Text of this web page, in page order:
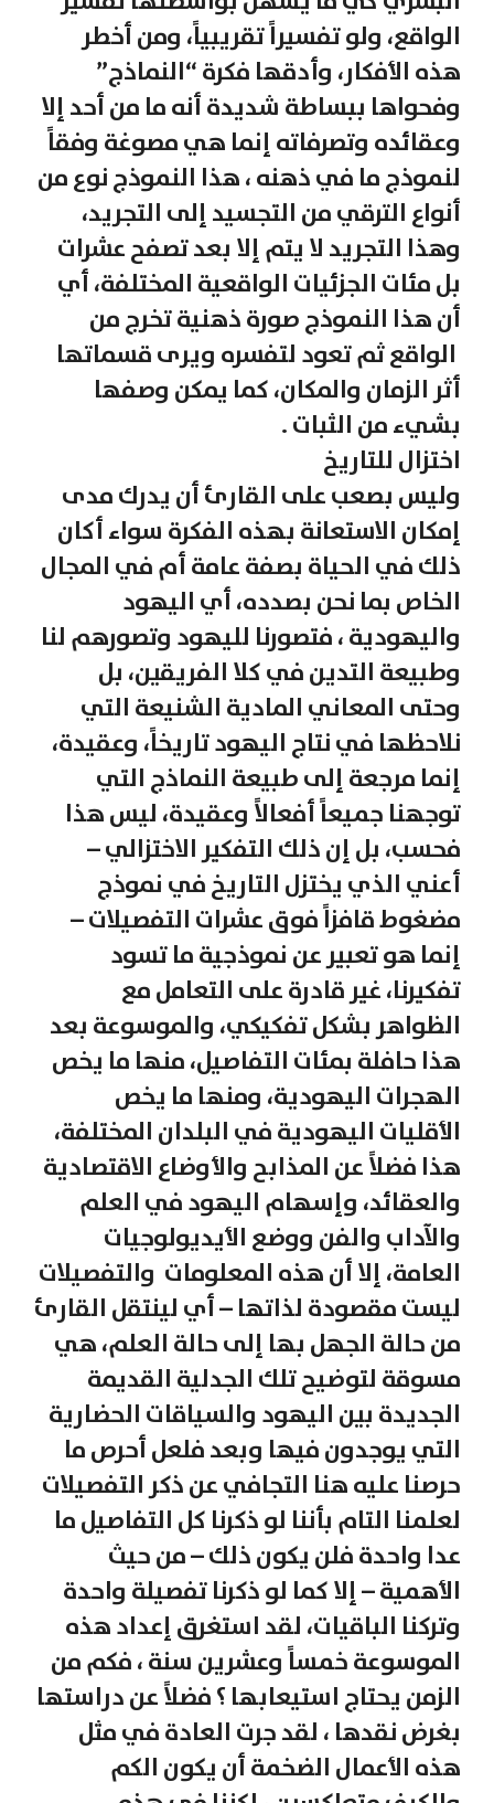
الواقع، ولو تفسيراً تقريبياً، ومن أخطر
هذه الأفكار، وأدقها فكرة “النماذج”
وفحواها ببساطة شديدة أنه ما من أحد إلا
وعقائده وتصرفاته إنما هي مصوغة وفقاً
لنموذج ما في ذهنه ، هذا النموذج نوع من
أنواع الترقي من التجسيد إلى التجريد،
وهذا التجريد لا يتم إلا بعد تصفح عشرات
بل مئات الجزئيات الواقعية المختلفة، أي
أن هذا النموذج صورة ذهنية تخرج من
الواقع ثم تعود لتفسره ویرى قسماتها
أثر الزمان والمكان، كما يمكن وصفها
بشيء من الثبات .
اختزال للتاريخ
وليس بصعب على القارئ أن يدرك مدى
إمكان الاستعانة بهذه الفكرة سواء أكان
ذلك في الحياة بصفة عامة أم في المجال
الخاص بما نحن بصدده، أي اليهود
واليهودية ، فتصورنا لليهود وتصورهم لنا
وطبيعة التدين في كلا الفريقين، بل
وحتى المعاني المادية الشنيعة التي
نلاحظها في نتاج اليهود تاريخاً، وعقيدة،
إنما مرجعة إلى طبيعة النماذج التي
توجهنا جميعاً أفعالاً وعقيدة، ليس هذا
فحسب، بل إن ذلك التفكير الاختزالي –
أعني الذي يختزل التاريخ في نموذج
مضغوط قافزاً فوق عشرات التفصيلات –
إنما هو تعبير عن نموذجية ما تسود
تفكيرنا، غير قادرة على التعامل مع
الظواهر بشكل تفكيكي، والموسوعة بعد
هذا حافلة بمئات التفاصيل، منها ما يخص
الهجرات اليهودية، ومنها ما يخص
الأقليات اليهودية في البلدان المختلفة،
هذا فضلاً عن المذابح والأوضاع الاقتصادية
والعقائد، وإسهام اليهود في العلم
والآداب والفن ووضع الأيديولوجيات
العامة، إلا أن هذه المعلومات والتفصيلات
ليست مقصودة لذاتها – أي لينتقل القارئ
من حالة الجهل بها إلى حالة العلم، هي
مسوقة لتوضيح تلك الجدلية القديمة
الجديدة بين اليهود والسياقات الحضارية
التي يوجدون فيها وبعد فلعل أحرص ما
حرصنا عليه هنا التجافي عن ذكر التفصيلات
لعلمنا التام بأننا لو ذكرنا كل التفاصيل ما
عدا واحدة فلن يكون ذلك – من حيث
الأهمية – إلا كما لو ذكرنا تفصيلة واحدة
وتركنا الباقيات، لقد استغرق إعداد هذه
الموسوعة خمساً وعشرين سنة ، فكم من
الزمن يحتاج استيعابها ؟ فضلاً عن دراستها
بغرض نقدها ، لقد جرت العادة في مثل
هذه الأعمال الضخمة أن يكون الكم